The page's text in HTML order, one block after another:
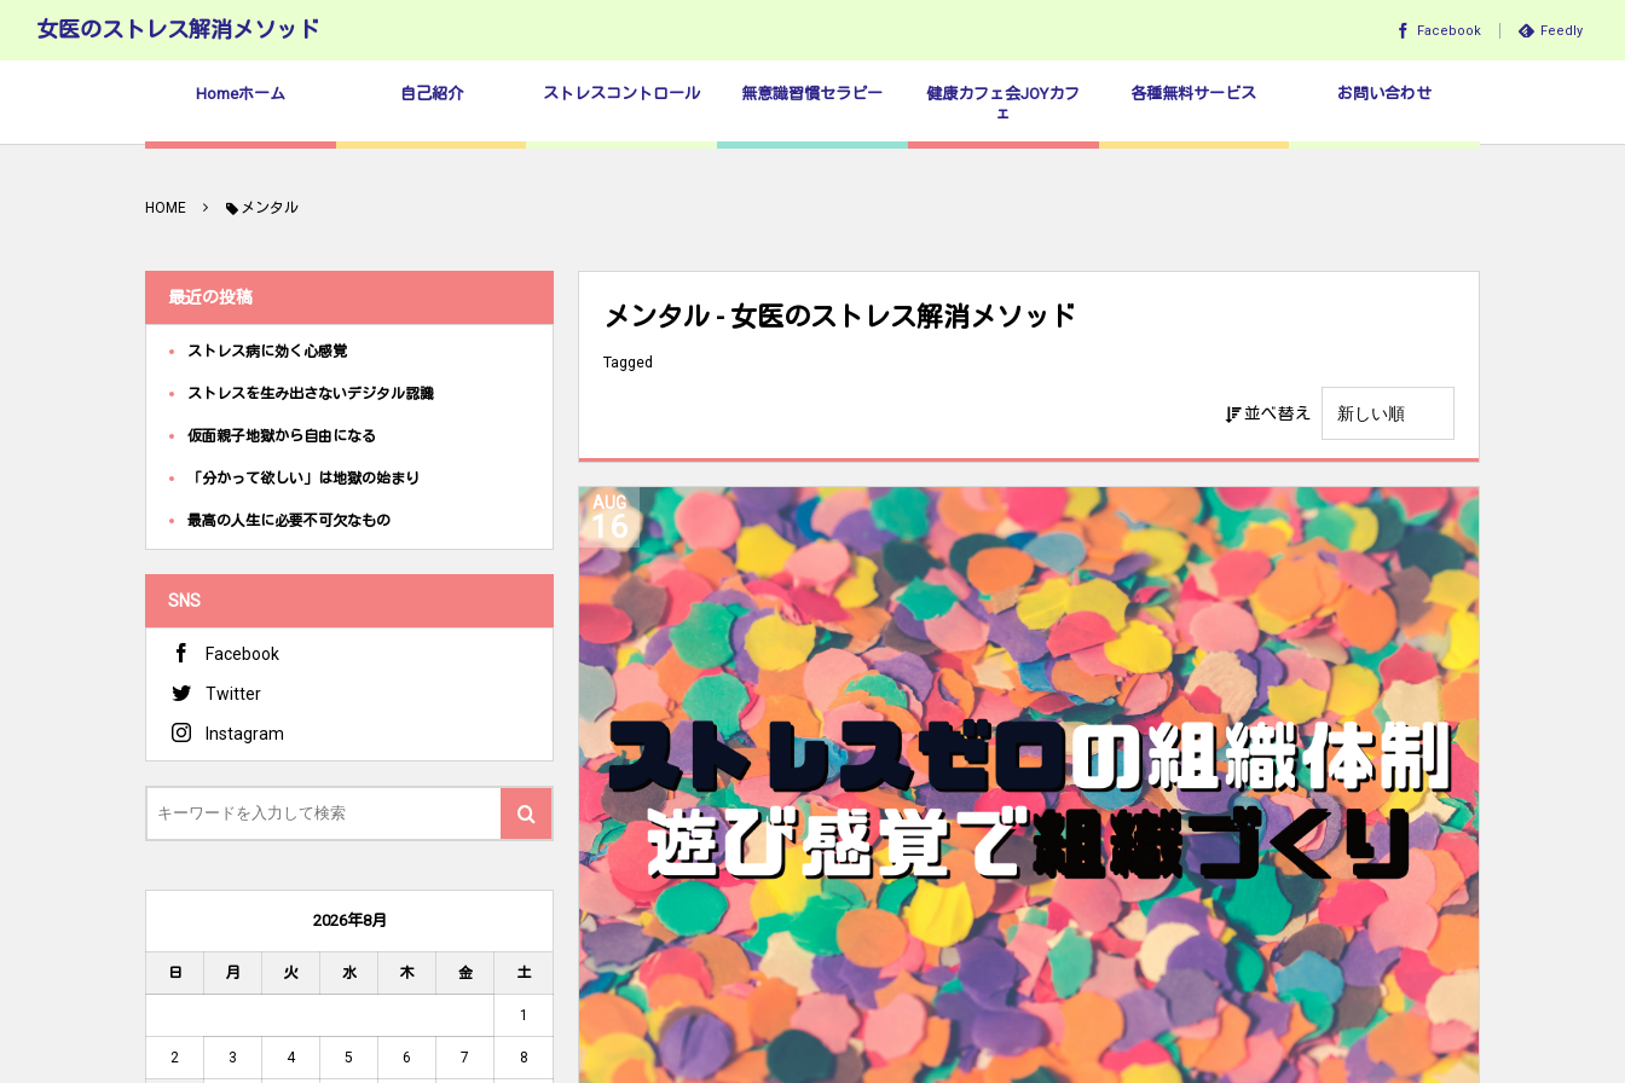
女医のストレス解消メソッド Facebook Feedly
Homeホーム 自己紹介 ストレスコントロール 無意識習慣セラピー
健康カフェ会JOYカフ
ェ
各種無料サービス お問い合わせ
HOME メンタル
メンタル - 女医のストレス解消メソッド
Tagged
並べ替え
AUG
16
最近の投稿
ストレス病に効く心感覚
ストレスを生み出さないデジタル認識
仮面親子地獄から自由になる
「分かって欲しい」は地獄の始まり
最高の人生に必要不可欠なもの
SNS
Facebook
Twitter
Instagram
2026年8月
日 月 火 水 木 金 土
1
2 3 4 5 6 7 8